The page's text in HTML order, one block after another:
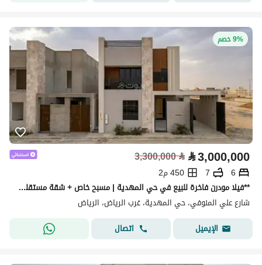
9% خصم
⃁3,000,000
⃁
3,300,000
6
7
450 م2
**فيلا مودرن فاخرة للبيع في حي المهدية | مسبح خاص + شقة مستقلة **
شارع علي المنوفي، حي المهدية، غرب الرياض، الرياض
الإيميل
اتصال